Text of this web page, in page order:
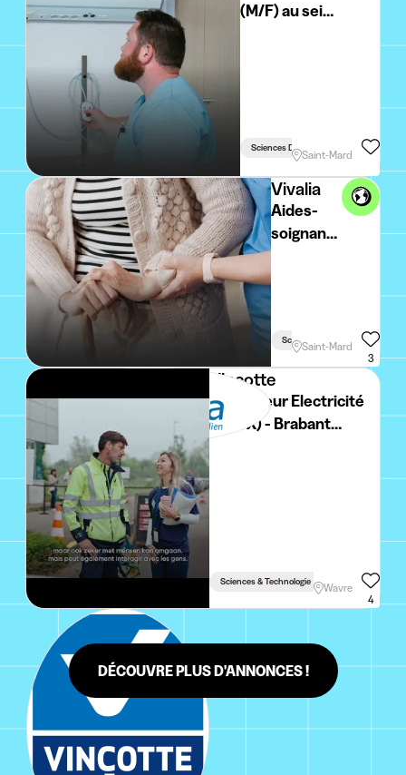
(M/F) au sein
Sciences De La Santé
Saint-Mard
Vivalia
Aides-
soignants
(M/F) en
Maison
de Repos
et de
Soins -
Saint-
Mard
Sciences De La Santé
Saint-Mard
3
Vinçotte
Inspecteur Electricité
(H/F/X) - Brabant
Sciences & Technologie
Wavre
4
DÉCOUVRE PLUS D'ANNONCES !